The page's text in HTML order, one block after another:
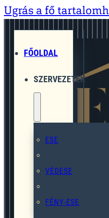
Ugrás a fő
FŐOLDAL
SZERVEZETEK
ESE
VÉDESE
FÉNY-ESE
EGYMÁST SEGÍTŐ
2119